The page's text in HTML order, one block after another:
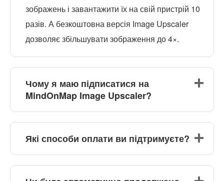
зображень і завантажити їх на свій пристрій 10
разів. А безкоштовна версія Image Upscaler
дозволяє збільшувати зображення до 4×.
Чому я маю підписатися на
MindOnMap Image Upscaler?
Які способи оплати ви підтримуєте?